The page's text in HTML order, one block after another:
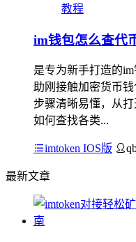
im钱包怎么查代
是专为新手打造的
助刚接触加密货币
步骤清晰易懂，从
如何查找各类...
imtoken IOS版
最新文章